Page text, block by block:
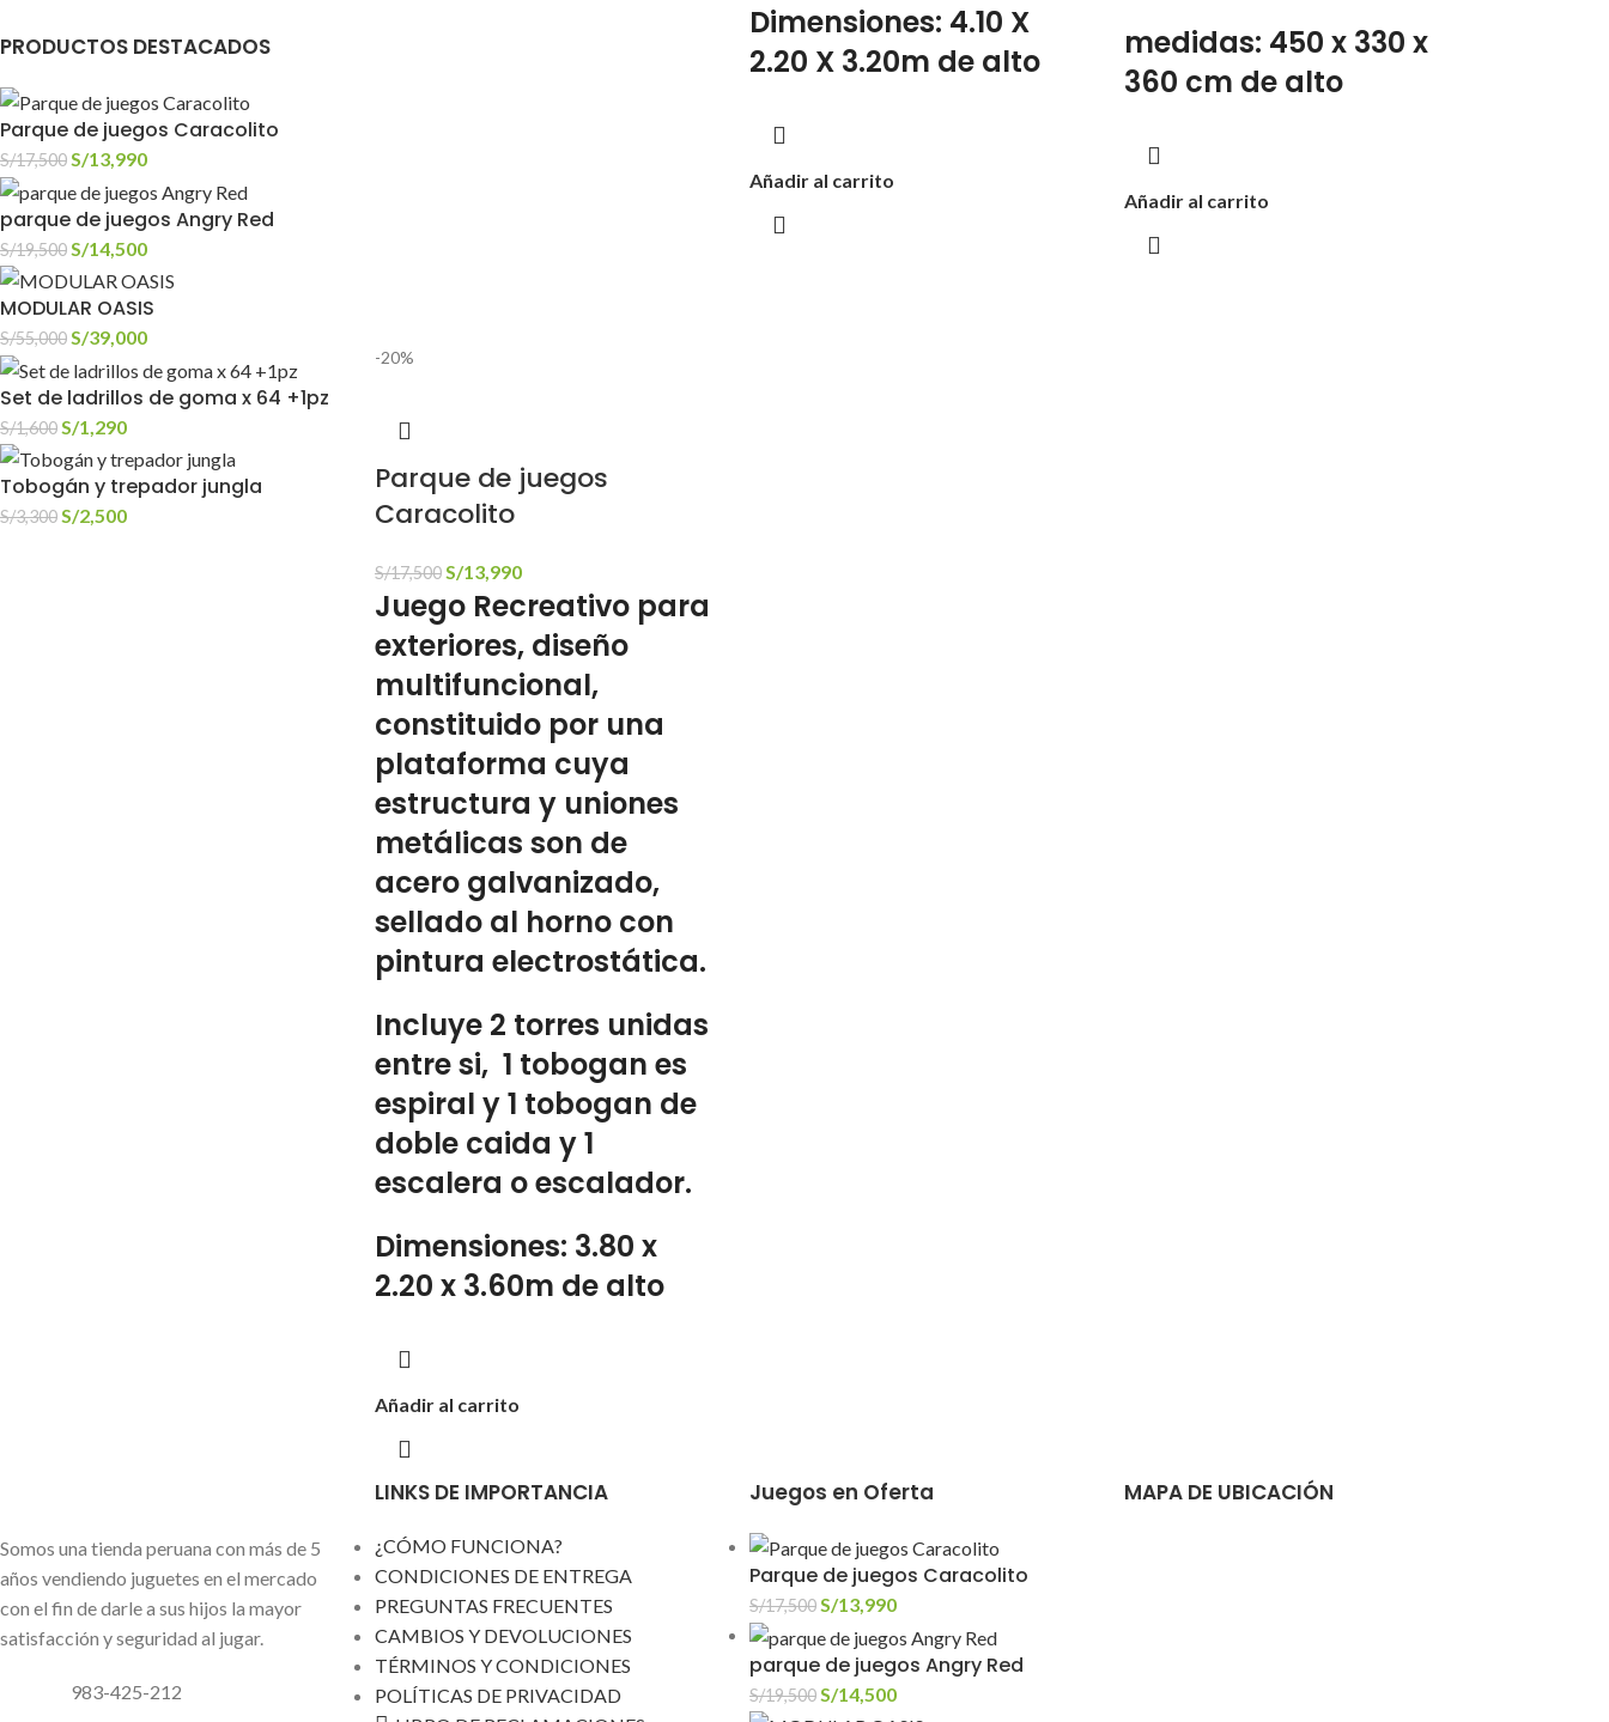
PRODUCTOS DESTACADOS
Parque de juegos Caracolito
S/17,500S/13,990
parque de juegos Angry Red
S/19,500S/14,500
MODULAR OASIS
S/55,000S/39,000
Set de ladrillos de goma x 64 +1pz
S/1,600S/1,290
Tobogán y trepador jungla
S/3,300S/2,500
Dimensiones: 4.10 X
2.20 X 3.20m de alto
Añadir al carrito
medidas: 450 x 330 x
360 cm de alto
Añadir al carrito
-20%
Parque de juegos
Caracolito
S/17,500S/13,990
Juego Recreativo para
exteriores, diseño
multifuncional,
constituido por una
plataforma cuya
estructura y uniones
metálicas son de
acero galvanizado,
sellado al horno con
pintura electrostática.
Incluye 2 torres unidas
entre si, 1 tobogan es
espiral y 1 tobogan de
doble caida y 1
escalera o escalador.
Dimensiones: 3.80 x
2.20 x 3.60m de alto
Añadir al carrito
Somos una tienda peruana con más de 5
años vendiendo juguetes en el mercado
con el fin de darle a sus hijos la mayor
satisfacción y seguridad al jugar.
983-425-212
LINKS DE IMPORTANCIA
¿CÓMO FUNCIONA?
CONDICIONES DE ENTREGA
PREGUNTAS FRECUENTES
CAMBIOS Y DEVOLUCIONES
TÉRMINOS Y CONDICIONES
POLÍTICAS DE PRIVACIDAD
Juegos en Oferta
Parque de juegos Caracolito
S/17,500S/13,990
parque de juegos Angry Red
S/19,500S/14,500
MAPA DE UBICACIÓN